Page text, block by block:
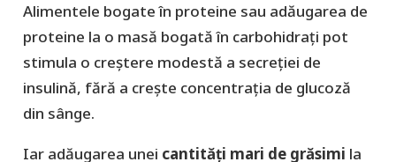
Alimentele bogate în proteine sau adăugarea de
proteine la o masă bogată în carbohidrați pot
stimula o creștere modestă a secreției de
insulină, fără a crește concentrația de glucoză
din sânge.
Iar adăugarea unei cantități mari de grăsimi la